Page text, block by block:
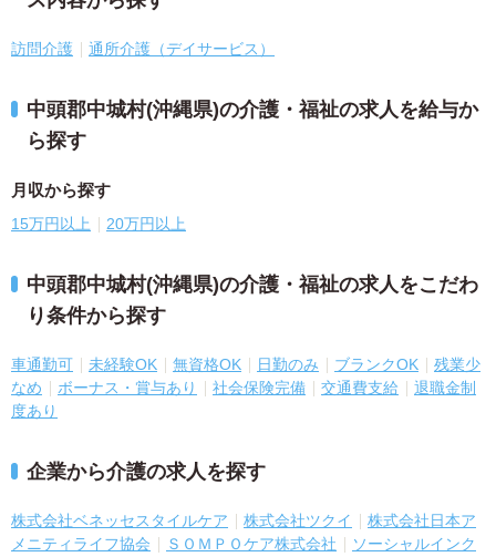
訪問介護 通所介護（デイサービス）
中頭郡中城村(沖縄県)の介護・福祉の求人を給与か
ら探す
月収から探す
15万円以上 20万円以上
中頭郡中城村(沖縄県)の介護・福祉の求人をこだわ
り条件から探す
車通勤可 未経験OK 無資格OK 日勤のみ ブランクOK
残業少
なめ
ボーナス・賞与あり 社会保険完備 交通費支給
退職金制
度あり
企業から介護の求人を探す
株式会社ベネッセスタイルケア 株式会社ツクイ
株式会社日本ア
メニティライフ協会
ＳＯＭＰＯケア株式会社
ソーシャルインク